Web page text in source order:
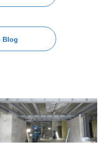
Blog